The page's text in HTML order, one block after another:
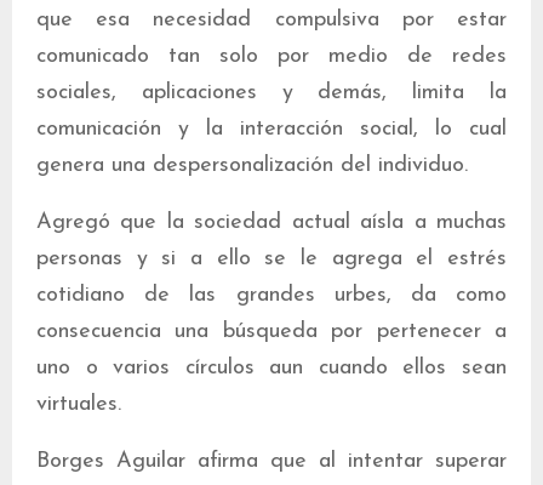
que esa necesidad compulsiva por estar
comunicado tan solo por medio de redes
sociales, aplicaciones y demás, limita la
comunicación y la interacción social, lo cual
genera una despersonalización del individuo.
Agregó que la sociedad actual aísla a muchas
personas y si a ello se le agrega el estrés
cotidiano de las grandes urbes, da como
consecuencia una búsqueda por pertenecer a
uno o varios círculos aun cuando ellos sean
virtuales.
Borges Aguilar afirma que al intentar superar